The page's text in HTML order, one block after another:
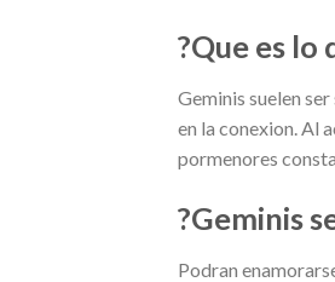
?Que es lo
Geminis suelen
en la conexion. Al
pormenores
?Geminis
Podran